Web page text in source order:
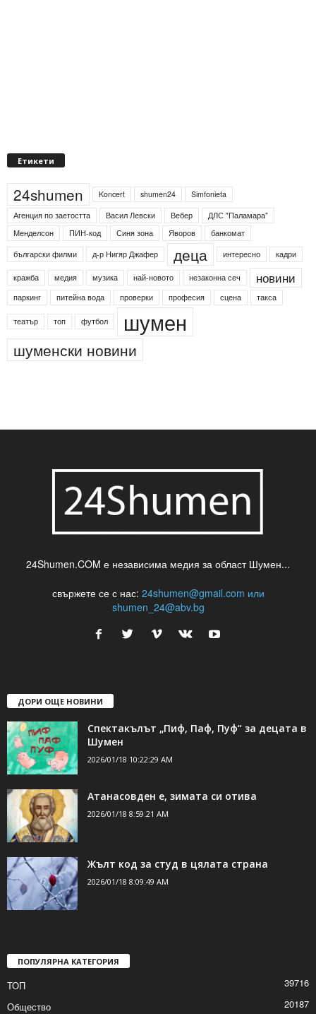
Етикети
24shumen Koncert shumen24
Simfonieta
Агенция по заетостта
Васил Левски Вебер
ДЛС "Паламара"
Менделсон
ПИН-код Синя зона Яворов
банкомат
български филми
д-р Нигяр Джафер деца интересно кадри
кражба медия музика най-новото незаконна сеч новини
паркинг питейна вода проверки професия сцена такса
театър топ футбол шумен
шуменски новини
24Shumen.COM е независима медия за област Шумен...
свържете се с нас: 24shumen@gmail.com или
shumen_24@abv.bg
ДОРИ ОЩЕ НОВИНИ
Спектакълът „Пиф, Паф, Пуф“ за децата в
Шумен
2026/01/18 10:22:29 AM
Атанасовден е, зимата си отива
2026/01/18 8:59:21 AM
Жълт код за студ в цялата страна
2026/01/18 8:09:49 AM
ПОПУЛЯРНА КАТЕГОРИЯ
ТОП
39716
Общество
20187